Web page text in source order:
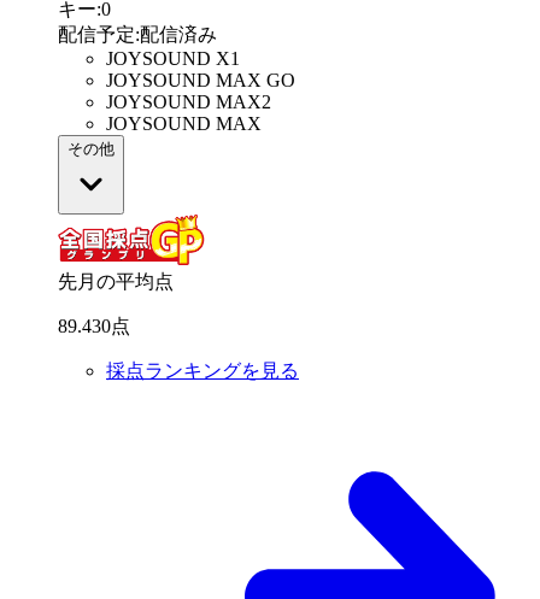
キー:0
配信予定:配信済み
JOYSOUND X1
JOYSOUND MAX GO
JOYSOUND MAX2
JOYSOUND MAX
その他
先月の平均点
89.430点
採点ランキングを見る